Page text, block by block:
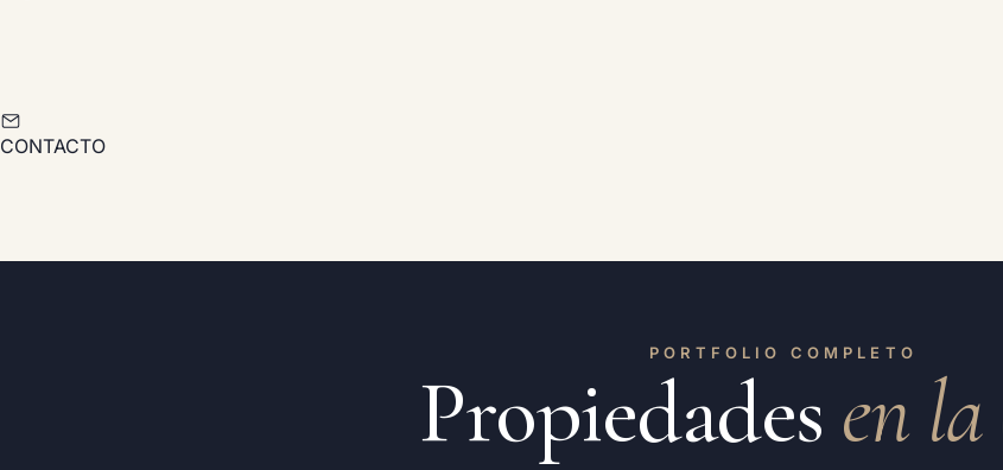
CONTACTO
PORTFOLIO COMPLETO
Propiedades en